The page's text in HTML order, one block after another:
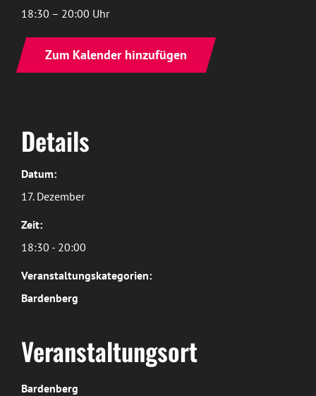
18:30 – 20:00 Uhr
Zum Kalender hinzufügen
Details
Datum:
17. Dezember
Zeit:
18:30 - 20:00
Veranstaltungskategorien:
Bardenberg
Veranstaltungsort
Bardenberg